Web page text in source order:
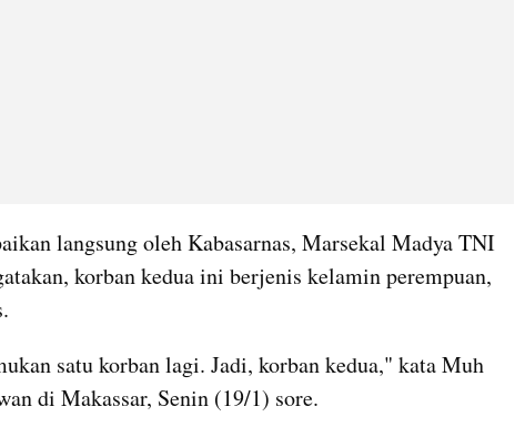
langsung oleh Kabasarnas, Marsekal Madya TNI
korban kedua ini berjenis kelamin perempuan,
satu korban lagi. Jadi, korban kedua," kata Muh
di Makassar, Senin (19/1) sore.